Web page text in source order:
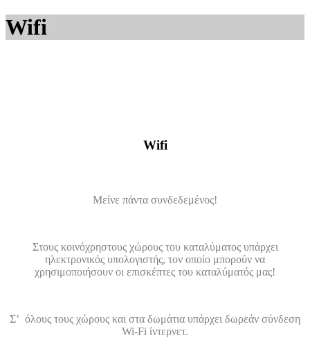
Wifi
Wifi
Μείνε πάντα συνδεδεμένος!
Στους κοινόχρηστους χώρους του καταλύματος υπάρχει
ηλεκτρονικός υπολογιστής, τον οποίο μπορούν να
χρησιμοποιήσουν οι επισκέπτες του καταλύματός μας!
Σ’ όλους τους χώρους και στα δωμάτια υπάρχει δωρεάν σύνδεση
Wi-Fi ίντερνετ.